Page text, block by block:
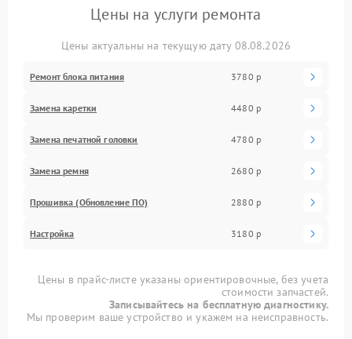
Цены на услуги ремонта
Цены актуальны на текущую дату 08.08.2026
Ремонт блока питания 3780 р
Замена каретки 4480 р
Замена печатной головки 4780 р
Замена ремня 2680 р
Прошивка (Обновление ПО) 2880 р
Настройка 3180 р
Цены в прайс-листе указаны ориентировочные, без учета
стоимости запчастей.
Записывайтесь на бесплатную диагностику.
Мы проверим ваше устройство и укажем на неисправность.